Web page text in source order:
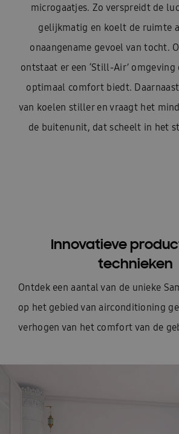
microgaatjes. Zo verspreidt de
gelijkmatig en koelt de ruimte
onaangename gevoel van tocht.
ontstaat er een ‘Still-Air’
optimaal comfort biedt.
van koelen stiller en vraagt het
de buitenunit, dat scheelt in het
Innovatieve
technieken
Ontdek een aantal van de unieke
op het gebied van airconditioning
verhogen van het comfort van de